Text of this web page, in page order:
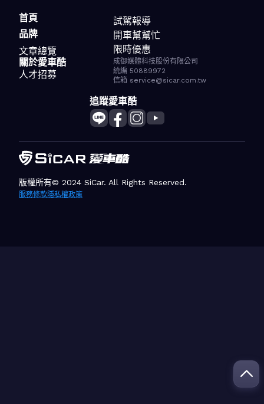
首頁
品牌
文章總覽
試駕報導
開車幫幫忙
限時優惠
關於愛車酷
人才招募
成御媒體科技股份有限公司
統編 50889972
信箱 service@sicar.com.tw
追蹤愛車酷
版權所有© 2024 SiCar. All Rights Reserved.
服務條款隱私權政策